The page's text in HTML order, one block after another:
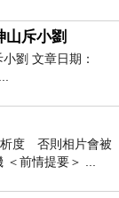
山斥小劉
劉 文章日期：
析度 否則相片會被
前情提要＞ ...